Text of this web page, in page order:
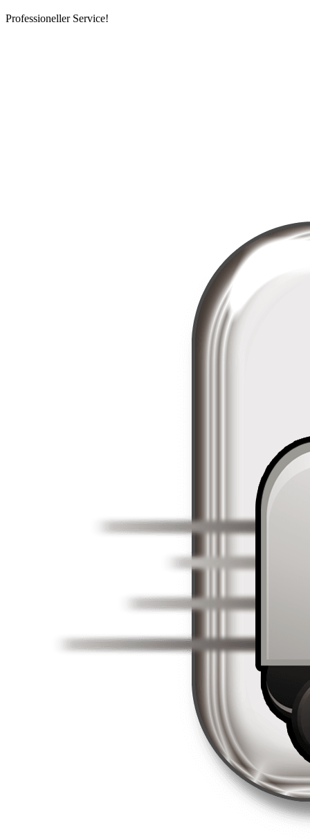
Professioneller Service!